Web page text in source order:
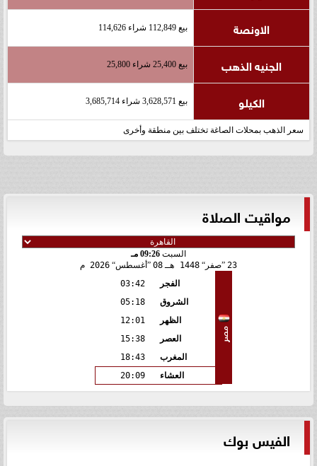
الاونصة بيع 112,849 شراء 114,626
الجنيه الذهب بيع 25,400 شراء 25,800
الكيلو بيع 3,628,571 شراء 3,685,714
سعر الذهب بمحلات الصاغة تختلف بين منطقة وأخرى
مواقيت الصلاة
السبت 09:26 مـ
23 صفر 1448 هـ 08 أغسطس 2026 م
مصر
الفجر
03:42
الشروق
05:18
الظهر
12:01
العصر
15:38
المغرب
18:43
العشاء
20:09
الفيس بوك